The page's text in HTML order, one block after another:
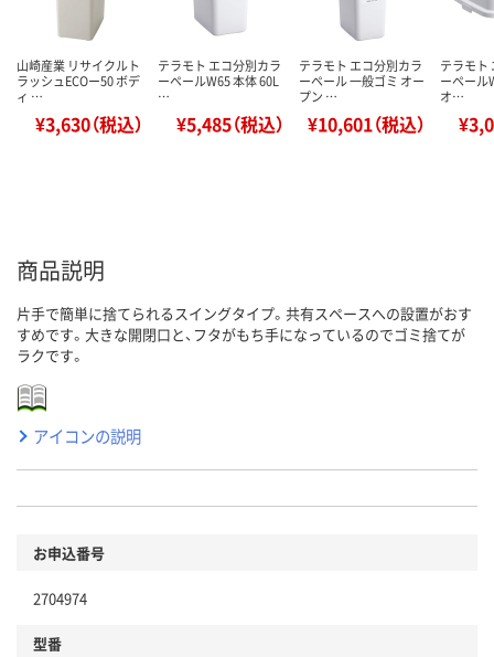
山崎産業 リサイクルト
ラッシュECOー50 ボデ
ィ …
¥3,630（税込）
テラモト エコ分別カラ
ーペールW65 本体 60L
…
¥5,485（税込）
テラモト エコ分別カラ
ーペール 一般ゴミ オー
プン …
¥10,601（税込）
テラモト
ーペール
オ…
商品説明
片手で簡単に捨てられるスイングタイプ。共有スペースへの設置がおす
すめです。大きな開閉口と、フタがもち手になっているのでゴミ捨てが
ラクです。
アイコンの説明
お申込番号
2704974
型番